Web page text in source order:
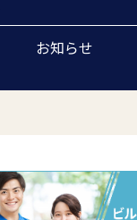
お知らせ